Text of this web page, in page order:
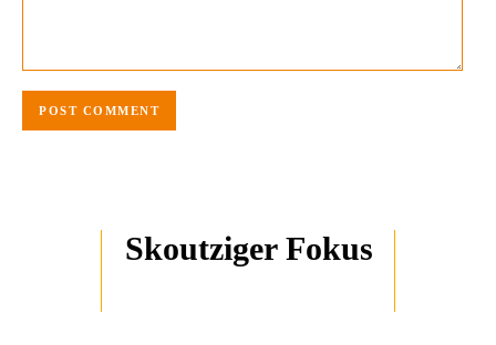
Skoutziger Fokus